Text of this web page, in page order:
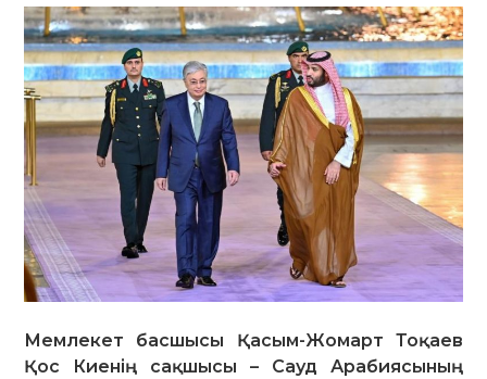
Мемлекет басшысы Қасым-Жомарт Тоқаев
Қос Киенің сақшысы – Сауд Арабиясының